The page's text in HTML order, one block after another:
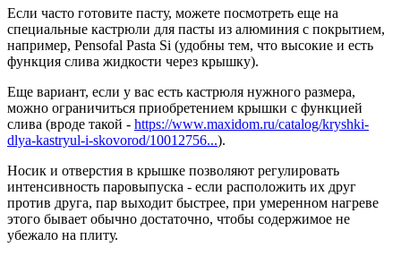
Если часто готовите пасту, можете посмотреть еще на
специальные кастрюли для пасты из алюминия с покрытием,
например, Pensofal Pasta Si (удобны тем, что высокие и есть
функция слива жидкости через крышку).
Еще вариант, если у вас есть кастрюля нужного размера,
можно ограничиться приобретением крышки с функцией
слива (вроде такой - https://www.maxidom.ru/catalog/kryshki-
dlya-kastryul-i-skovorod/10012756...).
Носик и отверстия в крышке позволяют регулировать
интенсивность паровыпуска - если расположить их друг
против друга, пар выходит быстрее, при умеренном нагреве
этого бывает обычно достаточно, чтобы содержимое не
убежало на плиту.